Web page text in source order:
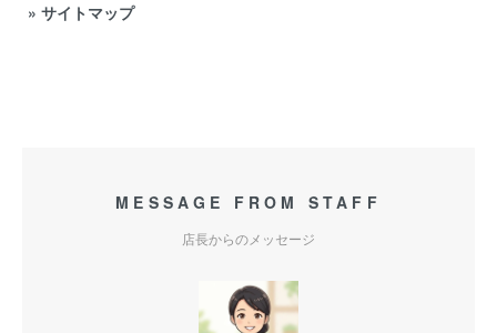
» サイトマップ
MESSAGE FROM STAFF
店長からのメッセージ